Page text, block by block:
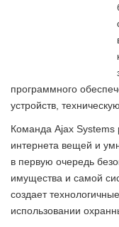
программного
устройств,
Команда Ajax Systems
интернета вещей и
в первую очередь
имущества и самой
создает
использовании